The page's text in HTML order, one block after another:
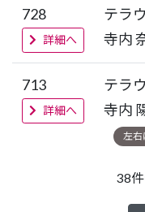
728
詳細へ
テラ
寺内
713
詳細へ
テラ
寺内
38